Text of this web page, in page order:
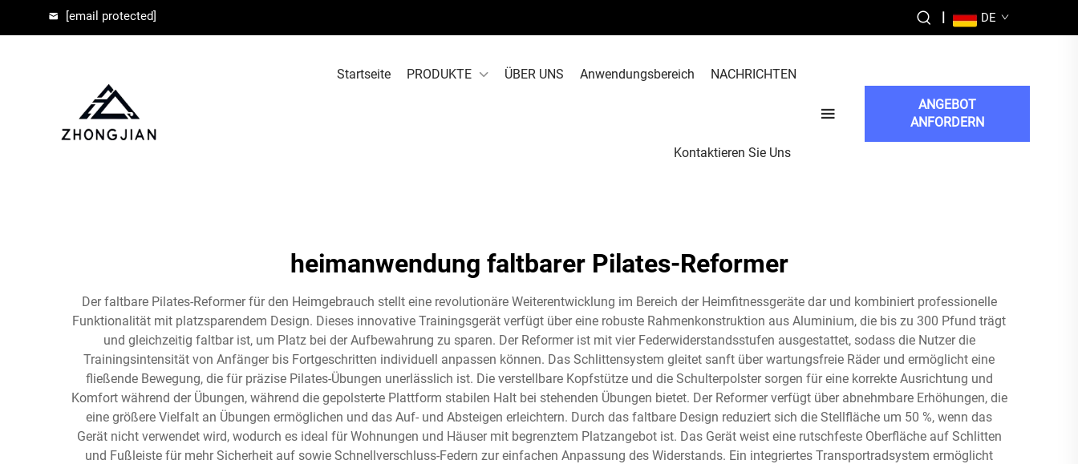
[email protected] | DE
Startseite PRODUKTE ÜBER UNS Anwendungsbereich NACHRICHTEN
Kontaktieren Sie Uns
ANGEBOT
ANFORDERN
heimanwendung faltbarer Pilates-Reformer
Der faltbare Pilates-Reformer für den Heimgebrauch stellt eine revolutionäre Weiterentwicklung im Bereich der Heimfitnessgeräte dar und kombiniert professionelle
Funktionalität mit platzsparendem Design. Dieses innovative Trainingsgerät verfügt über eine robuste Rahmenkonstruktion aus Aluminium, die bis zu 300 Pfund trägt
und gleichzeitig faltbar ist, um Platz bei der Aufbewahrung zu sparen. Der Reformer ist mit vier Federwiderstandsstufen ausgestattet, sodass die Nutzer die
Trainingsintensität von Anfänger bis Fortgeschritten individuell anpassen können. Das Schlittensystem gleitet sanft über wartungsfreie Räder und ermöglicht eine
fließende Bewegung, die für präzise Pilates-Übungen unerlässlich ist. Die verstellbare Kopfstütze und die Schulterpolster sorgen für eine korrekte Ausrichtung und
Komfort während der Übungen, während die gepolsterte Plattform stabilen Halt bei stehenden Übungen bietet. Der Reformer verfügt über abnehmbare Erhöhungen, die
eine größere Vielfalt an Übungen ermöglichen und das Auf- und Absteigen erleichtern. Durch das faltbare Design reduziert sich die Stellfläche um 50 %, wenn das
Gerät nicht verwendet wird, wodurch es ideal für Wohnungen und Häuser mit begrenztem Platzangebot ist. Das Gerät weist eine rutschfeste Oberfläche auf Schlitten
und Fußleiste für mehr Sicherheit auf sowie Schnellverschluss-Federn zur einfachen Anpassung des Widerstands. Ein integriertes Transportradsystem ermöglicht